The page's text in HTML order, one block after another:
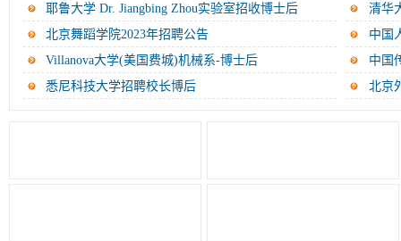
验...
耶鲁大学 Dr. Jiangbing Zhou实验室招收博士后
清华
北京舞蹈学院2023年招聘公告
中国
Villanova大学(美国费城)机械系-博士后
中国
悉尼科技大学招聘校长博后
北京